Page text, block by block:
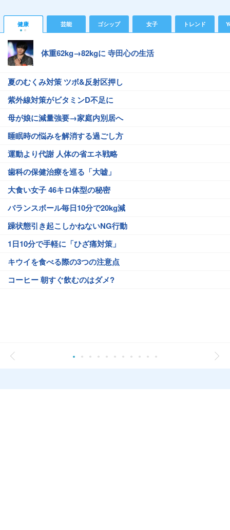
健康 芸能 ゴシップ 女子 トレンド
体重62kg→82kgに 寺田心の生活
夏のむくみ対策 ツボ&反射区押し
紫外線対策がビタミンD不足に
母が娘に減量強要→家庭内別居へ
睡眠時の悩みを解消する過ごし方
運動より代謝 人体の省エネ戦略
歯科の保健治療を巡る「大嘘」
大食い女子 46キロ体型の秘密
バランスボール毎日10分で20kg減
躁状態引き起こしかねないNG行動
1日10分で手軽に「ひざ痛対策」
キウイを食べる際の3つの注意点
コーヒー 朝すぐ飲むのはダメ?